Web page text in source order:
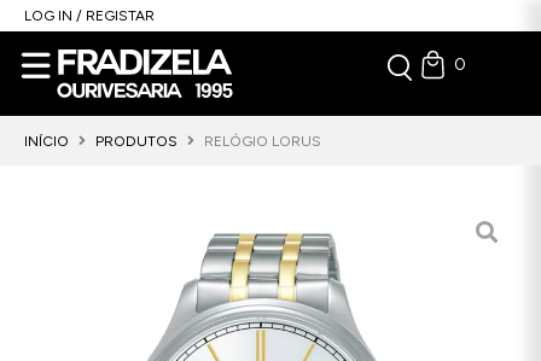
LOG IN / REGISTAR
0
INÍCIO PRODUTOS RELÓGIO LORUS